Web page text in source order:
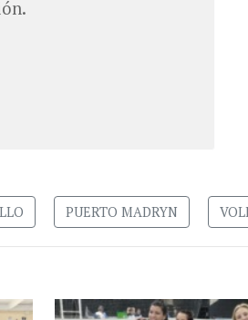
PUERTO MADRYN